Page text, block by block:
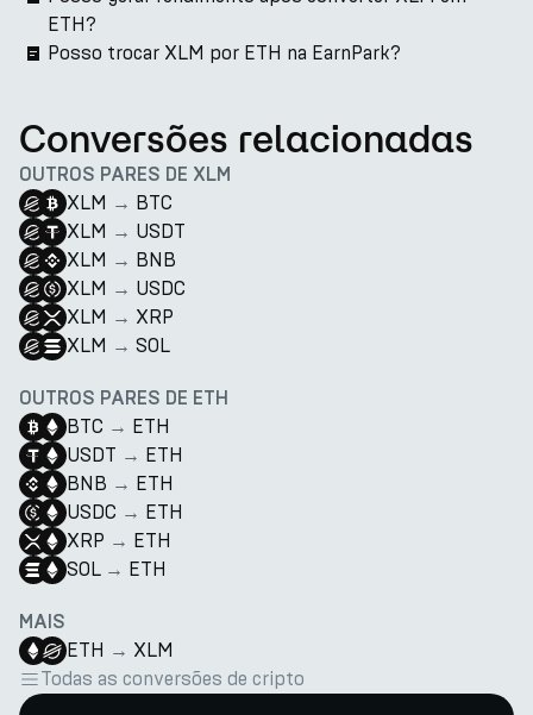
ETH?
Posso trocar XLM por ETH na EarnPark?
Conversões relacionadas
OUTROS PARES DE XLM
XLM → BTC
XLM → USDT
XLM → BNB
XLM → USDC
XLM → XRP
XLM → SOL
OUTROS PARES DE ETH
BTC → ETH
USDT → ETH
BNB → ETH
USDC → ETH
XRP → ETH
SOL → ETH
MAIS
ETH → XLM
Todas as conversões de cripto